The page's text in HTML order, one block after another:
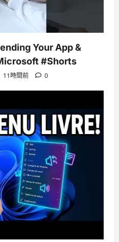
Your App &
#Shorts
11時間前 0